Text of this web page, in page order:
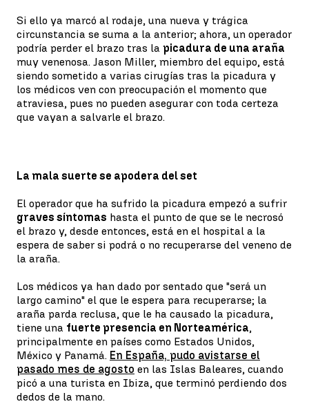
Si ello ya marcó al rodaje, una nueva y trágica
circunstancia se suma a la anterior; ahora, un operador
podría perder el brazo tras la picadura de una araña
muy venenosa. Jason Miller, miembro del equipo, está
siendo sometido a varias cirugías tras la picadura y
los médicos ven con preocupación el momento que
atraviesa, pues no pueden asegurar con toda certeza
que vayan a salvarle el brazo.
La mala suerte se apodera del set
El operador que ha sufrido la picadura empezó a sufrir
graves síntomas hasta el punto de que se le necrosó
el brazo y, desde entonces, está en el hospital a la
espera de saber si podrá o no recuperarse del veneno de
la araña.
Los médicos ya han dado por sentado que "será un
largo camino" el que le espera para recuperarse; la
araña parda reclusa, que le ha causado la picadura,
tiene una fuerte presencia en Norteamérica,
principalmente en países como Estados Unidos,
México y Panamá. En España, pudo avistarse el
pasado mes de agosto en las Islas Baleares, cuando
picó a una turista en Ibiza, que terminó perdiendo dos
dedos de la mano.